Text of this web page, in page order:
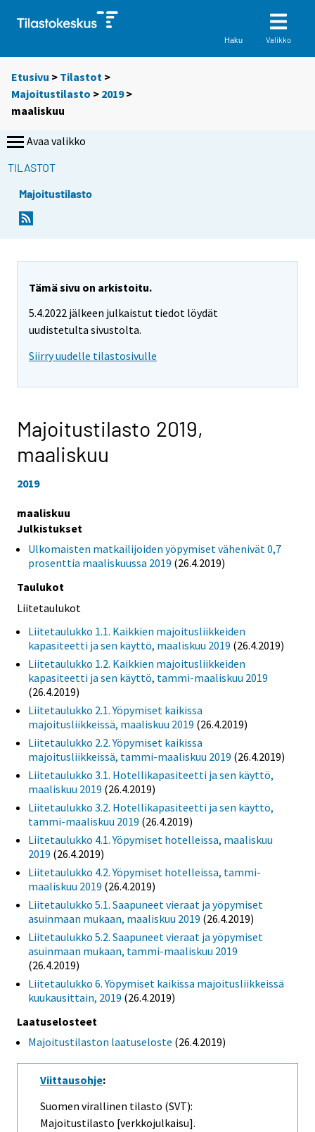
Haku Valikko
Etusivu > Tilastot >
Majoitustilasto > 2019>
maaliskuu
Avaa valikko
TILASTOT
Majoitustilasto
Tämä sivu on arkistoitu.
5.4.2022 jälkeen julkaistut tiedot löydät
uudistetulta sivustolta.
Siirry uudelle tilastosivulle
Majoitustilasto 2019,
maaliskuu
2019
maaliskuu
Julkistukset
Ulkomaisten matkailijoiden yöpymiset vähenivät 0,7
prosenttia maaliskuussa 2019 (26.4.2019)
Taulukot
Liitetaulukot
Liitetaulukko 1.1. Kaikkien majoitusliikkeiden
kapasiteetti ja sen käyttö, maaliskuu 2019 (26.4.2019)
Liitetaulukko 1.2. Kaikkien majoitusliikkeiden
kapasiteetti ja sen käyttö, tammi-maaliskuu 2019
(26.4.2019)
Liitetaulukko 2.1. Yöpymiset kaikissa
majoitusliikkeissä, maaliskuu 2019 (26.4.2019)
Liitetaulukko 2.2. Yöpymiset kaikissa
majoitusliikkeissä, tammi-maaliskuu 2019 (26.4.2019)
Liitetaulukko 3.1. Hotellikapasiteetti ja sen käyttö,
maaliskuu 2019 (26.4.2019)
Liitetaulukko 3.2. Hotellikapasiteetti ja sen käyttö,
tammi-maaliskuu 2019 (26.4.2019)
Liitetaulukko 4.1. Yöpymiset hotelleissa, maaliskuu
2019 (26.4.2019)
Liitetaulukko 4.2. Yöpymiset hotelleissa, tammi-
maaliskuu 2019 (26.4.2019)
Liitetaulukko 5.1. Saapuneet vieraat ja yöpymiset
asuinmaan mukaan, maaliskuu 2019 (26.4.2019)
Liitetaulukko 5.2. Saapuneet vieraat ja yöpymiset
asuinmaan mukaan, tammi-maaliskuu 2019
(26.4.2019)
Liitetaulukko 6. Yöpymiset kaikissa majoitusliikkeissä
kuukausittain, 2019 (26.4.2019)
Laatuselosteet
Majoitustilaston laatuseloste (26.4.2019)
Viittausohje:
Suomen virallinen tilasto (SVT):
Majoitustilasto [verkkojulkaisu].